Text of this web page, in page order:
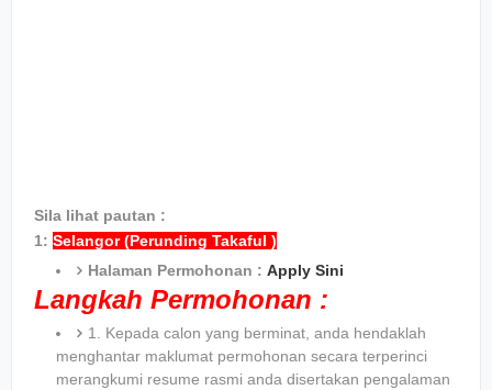
Sila lihat pautan :
1: Selangor (Perunding Takaful )
Halaman Permohonan : Apply Sini
Langkah Permohonan :
1. Kepada calon yang berminat, anda hendaklah
menghantar maklumat permohonan secara terperinci
merangkumi resume rasmi anda disertakan pengalaman